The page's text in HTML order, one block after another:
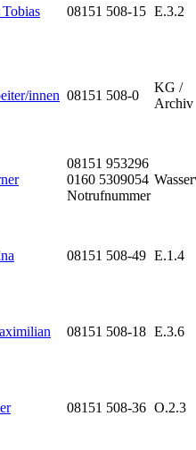
08151 508-15 E.3.2
innen 08151 508-0
KG /
Archiv
08151 953296
0160 5309054
Notrufnummer
08151 508-49 E.1.4
08151 508-18 E.3.6
08151 508-36 O.2.3